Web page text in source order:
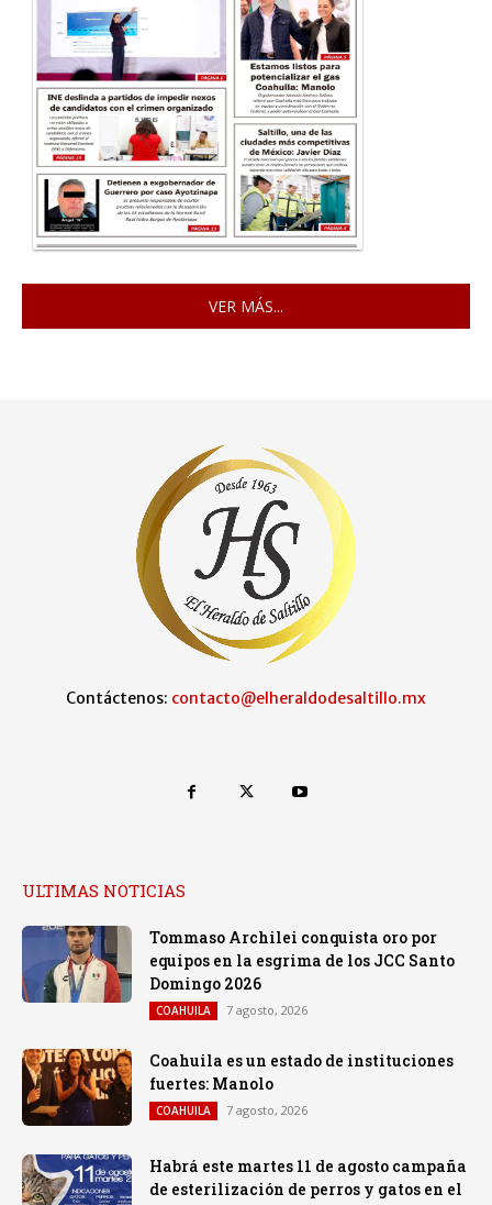
VER MÁS...
Contáctenos: contacto@elheraldodesaltillo.mx
ULTIMAS NOTICIAS
Tommaso Archilei conquista oro por
equipos en la esgrima de los JCC Santo
Domingo 2026
COAHUILA 7 agosto, 2026
Coahuila es un estado de instituciones
fuertes: Manolo
COAHUILA 7 agosto, 2026
Habrá este martes 11 de agosto campaña
de esterilización de perros y gatos en el